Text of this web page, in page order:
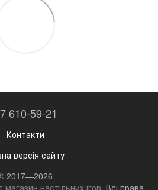
610-59-21
Контакти
версія сайту
2017—2026
магазин настільних ігор . Всі права